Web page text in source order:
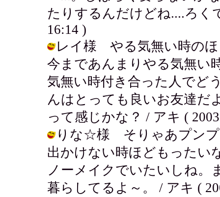
たりするんだけどね....ろく
16:14 )
レイ様 やる気無い時のほ
今まであんまりやる気無い
気無い時付き合った人でど
んはとっても良いお友達だ
って感じかな？ / アキ (
りな☆様 そりゃあプンプ
出かけない時ほどもったい
ノーメイクでいたいしね。
暮らしてるよ～。 / アキ (